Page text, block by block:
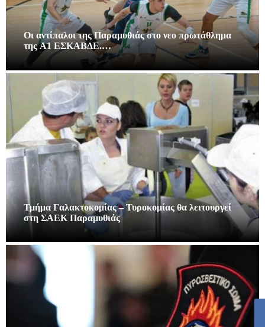
Οι αντίπαλοι της Παραμυθιάς στο νεο πρωτάθλημα
της A1 ΕΣΚΑΒΔΕ.…
Τμήμα Γαλακτοκομίας – Τυροκομίας θα λειτουργεί
στη ΣΑΕΚ Παραμυθιάς